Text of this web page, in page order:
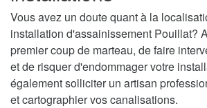
Vous avez un doute quant à la
installation d'assainissement Pouillat?
premier coup de marteau, de faire
et de risquer d'endommager votre
également solliciter un artisan
et cartographier vos canalisations.